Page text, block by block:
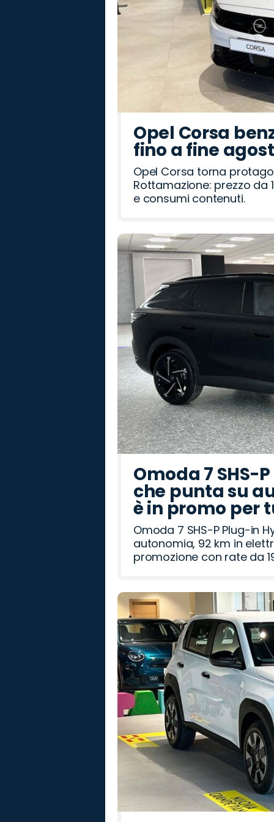
Opel Corsa
fino a fine
Opel Corsa torna
Rottamazione: prezzo da
e consumi contenuti.
Omoda 7 SHS-
che punta su
è in promo per
Omoda 7 SHS-P Plug-in
autonomia, 92 km in
promozione con rate da